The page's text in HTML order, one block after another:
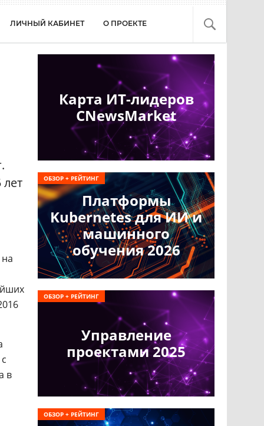
ЛИЧНЫЙ КАБИНЕТ О ПРОЕКТЕ
в
Карта ИТ-лидеров
CNewsMarket
Платформы
Kubernetes для ИИ и
машинного
обучения 2026
ОБЗОР + РЕЙТИНГ
Управление
проектами 2025
ОБЗОР + РЕЙТИНГ
ОБЗОР + РЕЙТИНГ